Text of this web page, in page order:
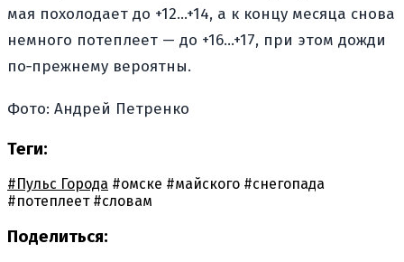
мая похолодает до +12…+14, а к концу месяца снова
немного потеплеет — до +16…+17, при этом дожди
по‑прежнему вероятны.
Фото: Андрей Петренко
Теги:
#Пульс Города #омске #майского #снегопада
#потеплеет #словам
Поделиться: